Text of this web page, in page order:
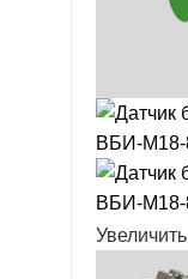
Увеличить